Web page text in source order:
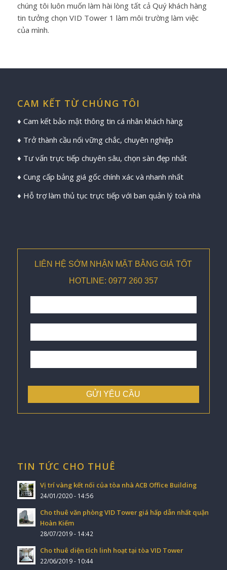
chúng tôi luôn muốn làm hài lòng tất cả Quý khách hàng
tin tưởng chọn VID Tower 1 làm môi trường làm việc
của mình.
CAM KẾT TỪ CHÚNG TÔI
♦ Cam kết bảo mật thông tin cá nhân khách hàng
♦ Trở thành cầu nối vững chắc, chuyên nghiệp
♦ Tư vấn trực tiếp chuyên sâu, chọn sàn đẹp nhất
♦ Cung cấp bảng giá gốc chính xác và nhanh nhất
♦ Hỗ trợ làm thủ tục trực tiếp với ban quản lý toà nhà
LIÊN HỆ SỚM NHẬN MẶT BẰNG GIÁ TỐT
HOTLINE: 0977 260 357
TIN TỨC CHO THUÊ
Vị trí vàng kết nối của tòa nhà ACB Office Building
24/01/2020 - 14:56
Cho thuê văn phòng VID Tower giá hấp dẫn nhất quận
Hoàn Kiếm
28/07/2019 - 14:42
Cho thuê diện tích linh hoạt tại tòa VID Tower
22/06/2019 - 10:44